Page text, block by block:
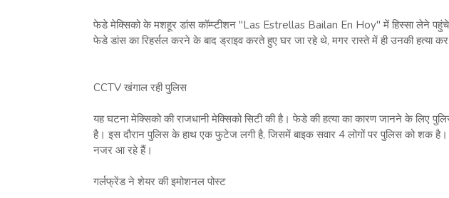
फेडे मेक्सिको के मशहूर डांस कॉम्प्टीशन "Las Estrellas Bailan En Hoy" में हिस्सा लेने पहुंचे
फेडे डांस का रिहर्सल करने के बाद ड्राइव करते हुए घर जा रहे थे, मगर रास्ते में ही उनकी हत्या
CCTV खंगाल रही पुलिस
यह घटना मेक्सिको की राजधानी मेक्सिको सिटी की है। फेडे की हत्या का कारण जानने के लिए
है। इस दौरान पुलिस के हाथ एक फुटेज लगी है, जिसमें बाइक सवार 4 लोगों पर पुलिस को शक है।
नजर आ रहे हैं।
गर्लफ्रेंड ने शेयर की इमोशनल पोस्ट